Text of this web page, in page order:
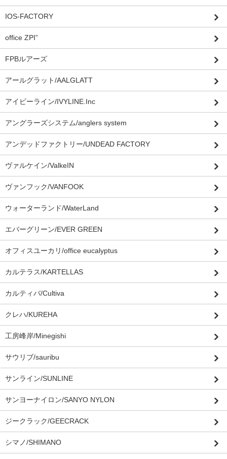
IOS-FACTORY
office ZPI”
FPBルアーズ
アールグラット/AALGLATT
アイビーライン/IVYLINE.Inc
アングラーズシステム/anglers system
アンデッドファクトリー/UNDEAD FACTORY
ヴァルケイン/ValkeIN
ヴァンフック/VANFOOK
ウォーターランド/WaterLand
エバーグリーン/EVER GREEN
オフィスユーカリ/office eucalyptus
カルテラス/KARTELLAS
カルティバ/Cultiva
クレハ/KUREHA
工房峰岸/Minegishi
サウリブ/sauribu
サンライン/SUNLINE
サンヨーナイロン/SANYO NYLON
ジークラック/GEECRACK
シマノ/SHIMANO